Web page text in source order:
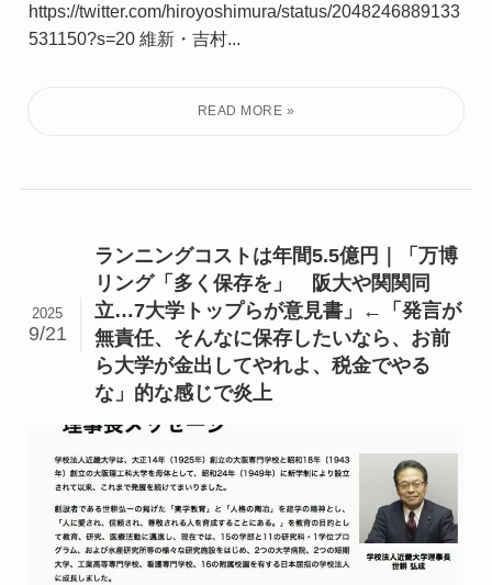
https://twitter.com/hiroyoshimura/status/2048246889133
531150?s=20 維新・吉村...
ランニングコストは年間5.5億円｜「万博
リング「多く保存を」 阪大や関関同
立…7大学トップらが意見書」←「発言が
無責任、そんなに保存したいなら、お前
ら大学が金出してやれよ、税金でやる
な」的な感じで炎上
2025
9/21